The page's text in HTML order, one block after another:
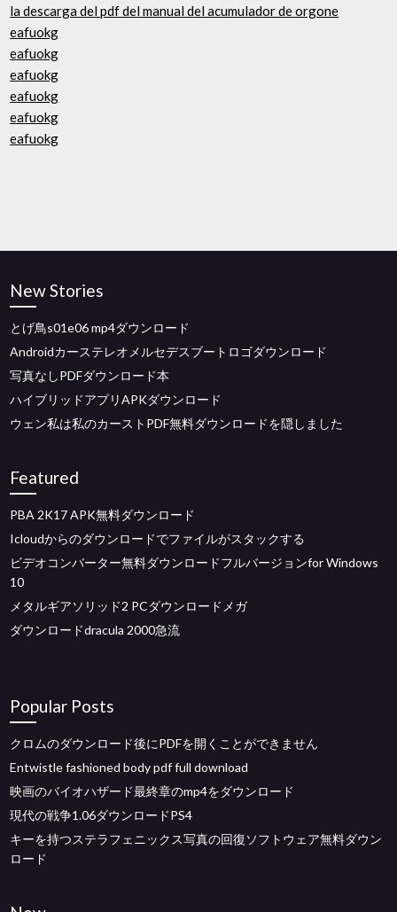
la descarga del pdf del manual del acumulador de orgone
eafuokg
eafuokg
eafuokg
eafuokg
eafuokg
eafuokg
New Stories
とげ鳥s01e06 mp4ダウンロード
Androidカーステレオメルセデスブートロゴダウンロード
写真なしPDFダウンロード本
ハイブリッドアプリAPKダウンロード
ウェン私は私のカーストPDF無料ダウンロードを隠しました
Featured
PBA 2K17 APK無料ダウンロード
Icloudからのダウンロードでファイルがスタックする
ビデオコンバーター無料ダウンロードフルバージョンfor Windows
10
メタルギアソリッド2 PCダウンロードメガ
ダウンロードdracula 2000急流
Popular Posts
クロムのダウンロード後にPDFを開くことができません
Entwistle fashioned body pdf full download
映画のバイオハザード最終章のmp4をダウンロード
現代の戦争1.06ダウンロードPS4
キーを持つステラフェニックス写真の回復ソフトウェア無料ダウン
ロード